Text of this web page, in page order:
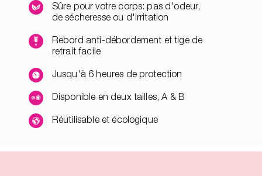
Sûre pour votre corps: pas d'odeur,
de sécheresse ou d'irritation
Rebord anti-débordement et tige de
retrait facile
Jusqu'à 6 heures de protection
Disponible en deux tailles, A & B
Réutilisable et écologique